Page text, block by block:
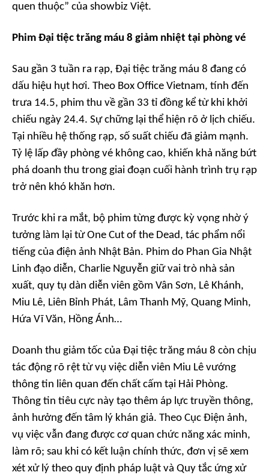
quen thuộc” của showbiz Việt.
Phim Đại tiệc trăng máu 8 giảm nhiệt tại phòng vé
Sau gần 3 tuần ra rạp, Đại tiệc trăng máu 8 đang có
dấu hiệu hụt hơi. Theo Box Office Vietnam, tính đến
trưa 14.5, phim thu về gần 33 tỉ đồng kể từ khi khởi
chiếu ngày 24.4. Sự chững lại thể hiện rõ ở lịch chiếu.
Tại nhiều hệ thống rạp, số suất chiếu đã giảm mạnh.
Tỷ lệ lấp đầy phòng vé không cao, khiến khả năng bứt
phá doanh thu trong giai đoạn cuối hành trình trụ rạp
trở nên khó khăn hơn.
Trước khi ra mắt, bộ phim từng được kỳ vọng nhờ ý
tưởng làm lại từOne Cut of the Dead, tác phẩm nổi
tiếng của điện ảnh Nhật Bản. Phim do Phan Gia Nhật
Linh đạo diễn, Charlie Nguyễn giữ vai trò nhà sản
xuất, quy tụ dàn diễn viên gồm Vân Sơn, Lê Khánh,
Miu Lê, Liên Bỉnh Phát, Lâm Thanh Mỹ, Quang Minh,
Hứa Vĩ Văn, Hồng Ánh…
Doanh thu giảm tốc của Đại tiệc trăng máu 8 còn chịu
tác động rõ rệt từ vụ việc diễn viên Miu Lê vướng
thông tin liên quan đến chất cấm tại Hải Phòng.
Thông tin tiêu cực này tạo thêm áp lực truyền thông,
ảnh hưởng đến tâm lý khán giả. Theo Cục Điện ảnh,
vụ việc vẫn đang được cơ quan chức năng xác minh,
làm rõ; sau khi có kết luận chính thức, đơn vị sẽ xem
xét xử lý theo quy định pháp luật và Quy tắc ứng xử